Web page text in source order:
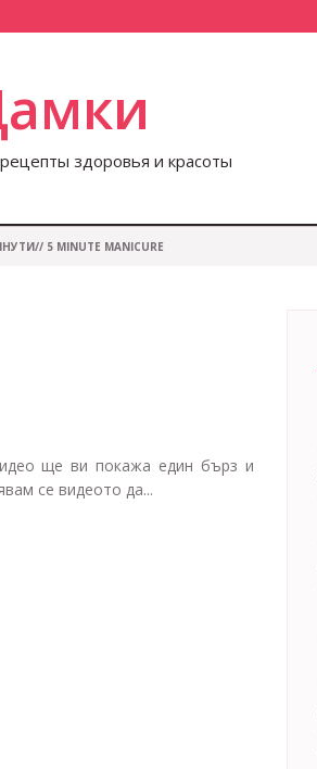
здоровья и красоты
5 MINUTE MANICURE
ще ви покажа един бърз и
се видеото да...